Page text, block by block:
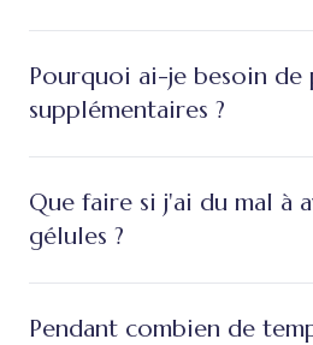
Pourquoi ai-je besoin de
supplémentaires ?
Que faire si j'ai du mal à
gélules ?
Pendant combien de